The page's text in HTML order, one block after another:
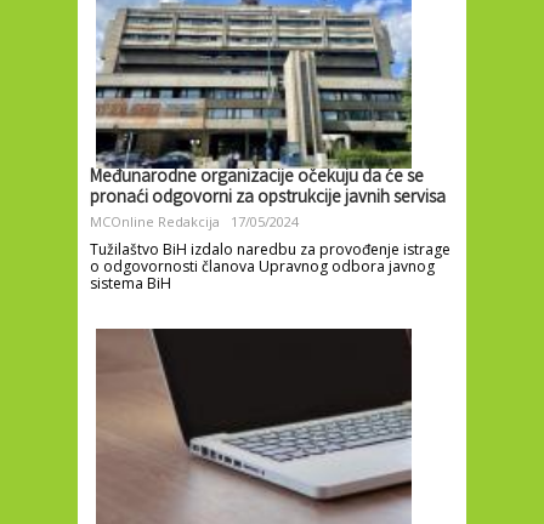
Međunarodne organizacije očekuju da će se
pronaći odgovorni za opstrukcije javnih servisa
MCOnline Redakcija 17/05/2024
Tužilaštvo BiH izdalo naredbu za provođenje istrage
o odgovornosti članova Upravnog odbora javnog
sistema BiH